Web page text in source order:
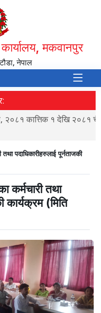
मकवानपुर
नेपाल
२०८१ चैत्र मसान्त सम्म
पदाधिकारीहरुलाई पूर्नताजकी
कर्मचारी तथा
कार्यक्रम (मिति